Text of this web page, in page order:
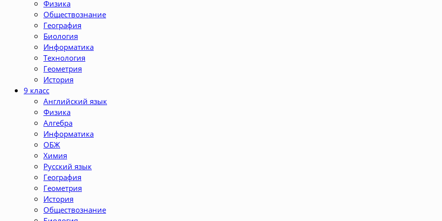
Физика
Обществознание
География
Биология
Информатика
Технология
Геометрия
История
9 класс
Английский язык
Физика
Алгебра
Информатика
ОБЖ
Химия
Русский язык
География
Геометрия
История
Обществознание